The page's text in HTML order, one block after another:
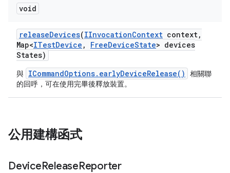
void
releaseDevices(IInvocationContext context,
Map<ITestDevice , FreeDeviceState> devices
States)
與 ICommandOptions.earlyDeviceRelease()
相關聯
的回呼，可在使用完畢後釋放裝置。
公用建構函式
DeviceReleaseReporter